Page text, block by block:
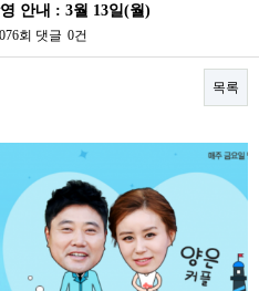
안내 : 3월 13일(월)
회 댓글 0건
목록